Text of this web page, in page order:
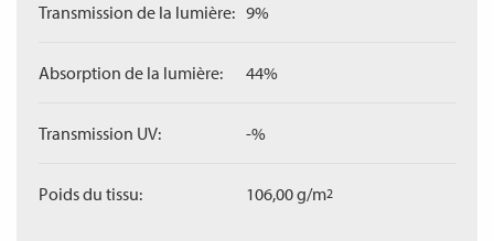
Transmission de la lumière: 9%
Absorption de la lumière: 44%
Transmission UV: -%
Poids du tissu: 106,00 g/m2